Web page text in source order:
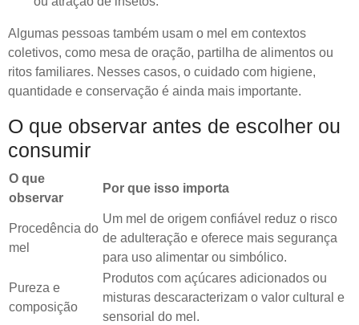
Algumas pessoas também usam o mel em contextos
coletivos, como mesa de oração, partilha de alimentos ou
ritos familiares. Nesses casos, o cuidado com higiene,
quantidade e conservação é ainda mais importante.
O que observar antes de escolher ou
consumir
O que
observar
Por que isso importa
Procedência do
mel
Um mel de origem confiável reduz o risco
de adulteração e oferece mais segurança
para uso alimentar ou simbólico.
Pureza e
composição
Produtos com açúcares adicionados ou
misturas descaracterizam o valor cultural e
sensorial do mel.